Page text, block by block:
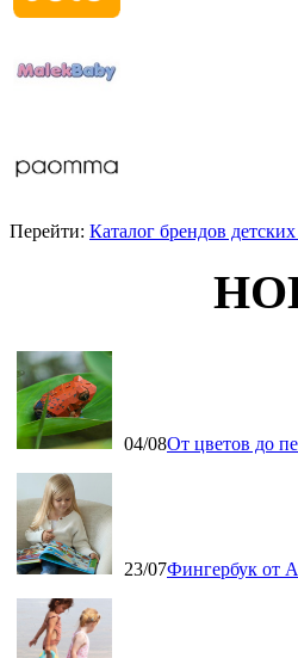
Перейти: Каталог брендов
04/08От цветов до
23/07Фингербук от